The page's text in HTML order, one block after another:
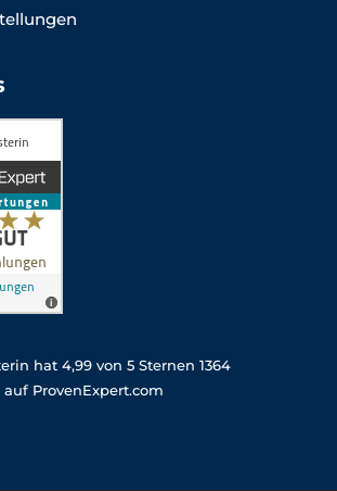
hat 4,99von 5Sternen 1364
ProvenExpert.com